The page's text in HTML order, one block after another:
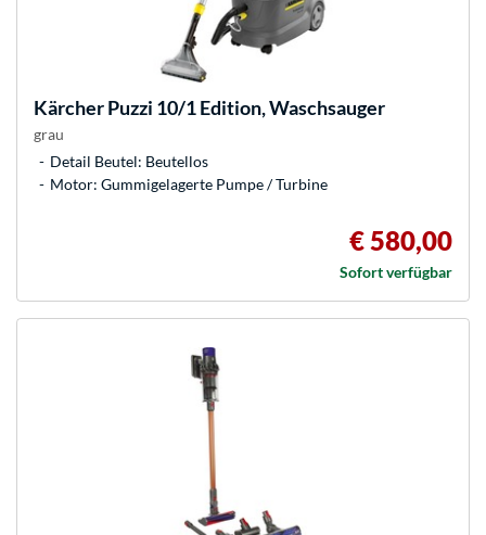
KärcherPuzzi 10/1 Edition, Waschsauger
grau
Detail Beutel: Beutellos
Motor: Gummigelagerte Pumpe / Turbine
€ 580,00
Sofort verfügbar